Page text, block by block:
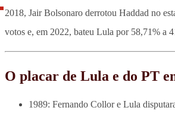
2018, Jair Bolsonaro derrotou Haddad no
votos e, em 2022, bateu Lula por 58,71% a
O placar de Lula e do PT
1989: Fernando Collor e Lula